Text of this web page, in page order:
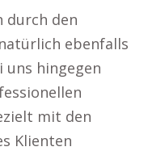
durch den
ebenfalls
uns hingegen
mit den
Klienten